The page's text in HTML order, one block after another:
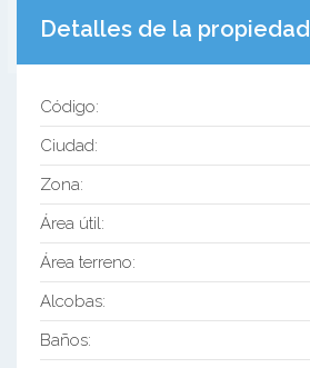
Detalles de la propiedad
Código:
Ciudad:
Zona:
Área útil:
Área terreno:
Alcobas:
Baños: